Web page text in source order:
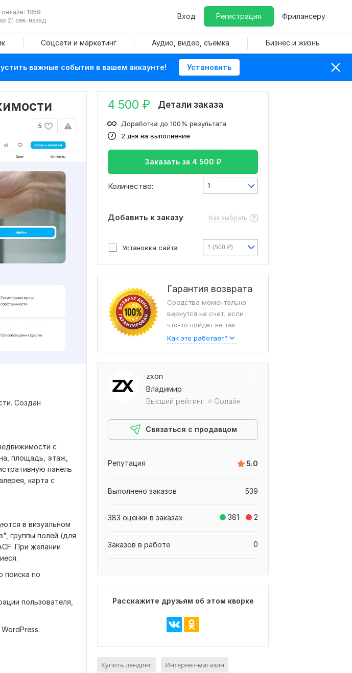
1859
21 сек. назад
Вход Регистрация Фрилансеру
Соцсети и маркетинг Аудио, видео, съемка Бизнес и жизнь
важные события в вашем аккаунте! Установить
5
Создан
с
площадь, этаж,
панель
карта с
в визуальном
группы полей (для
При желании
поиска по
пользователя,
4 500 ₽ Детали заказа
2 дня на выполнение
Доработка до 100% результата
Заказать за 4 500 ₽
Количество: 1
Добавить к заказу Как выбрать
Установка сайта 1 (500 ₽)
Гарантия возврата
Средства моментально
вернутся на счет, если
что-то пойдет не так
Как это работает?
zxon
Владимир
Высший рейтинг
Офлайн
Связаться с продавцом
5.0
Репутация
539
Выполнено заказов
381 2
383 оценки в заказах
0
Заказов в работе
Расскажите друзьям об этом кворке
Купить лендинг Интернет-магазин